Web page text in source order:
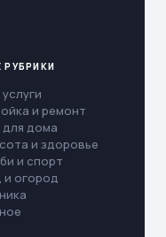
РУБРИКИ
и ремонт
для дома
и здоровье
и спорт
и огород